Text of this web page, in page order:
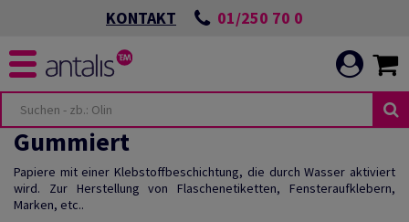
KONTAKT 01/250 70 0
Gummiert
Papiere mit einer Klebstoffbeschichtung, die durch Wasser aktiviert
wird. Zur Herstellung von Flaschenetiketten, Fensteraufklebern,
Marken, etc..